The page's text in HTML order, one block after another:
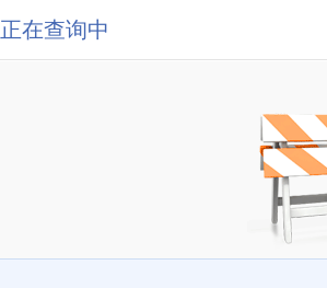
正在查询中